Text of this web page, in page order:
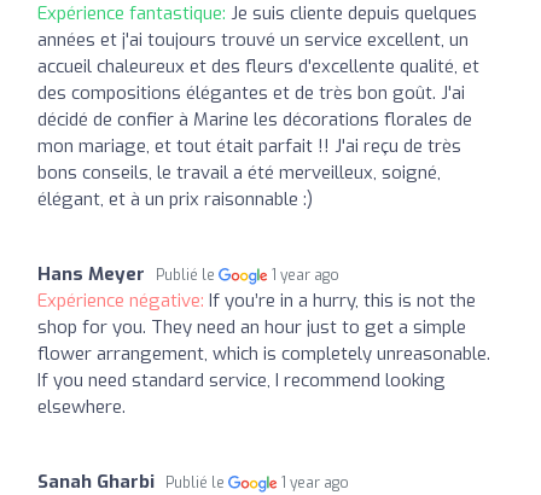
Expérience fantastique: Je suis cliente depuis quelques
années et j'ai toujours trouvé un service excellent, un
accueil chaleureux et des fleurs d'excellente qualité, et
des compositions élégantes et de très bon goût. J'ai
décidé de confier à Marine les décorations florales de
mon mariage, et tout était parfait !! J'ai reçu de très
bons conseils, le travail a été merveilleux, soigné,
élégant, et à un prix raisonnable :)
Hans Meyer Publié le 1 year ago
Expérience négative: If you’re in a hurry, this is not the
shop for you. They need an hour just to get a simple
flower arrangement, which is completely unreasonable.
If you need standard service, I recommend looking
elsewhere.
Sanah Gharbi Publié le 1 year ago